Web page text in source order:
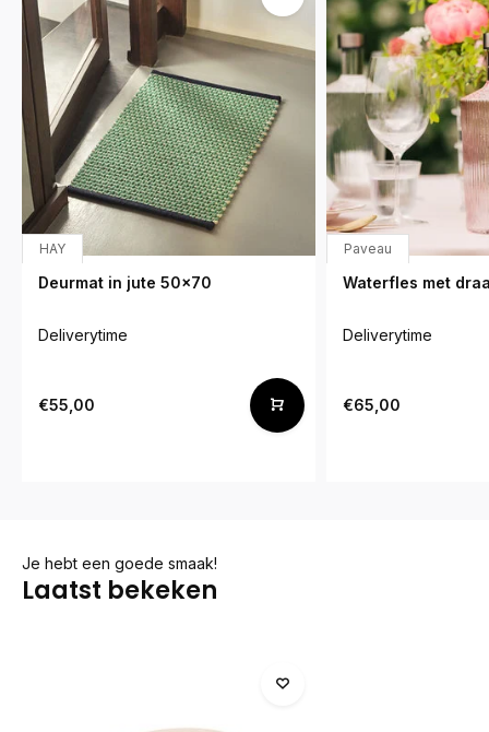
HAY
Deurmat in jute 50x70
Deliverytime
€55,00
Paveau
Waterfles met
Deliverytime
€65,00
Je hebt een goede smaak!
Laatst bekeken